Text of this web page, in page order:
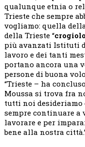
qualunque etnia o
Trieste che sempre
vogliamo: quella
della Trieste “
più avanzati Istituti
lavoro e dei tanti
portano ancora una
persone di buona
“Trieste – ha
Moussa si trova fra
tutti noi desideriamo
sempre continuare a
lavorare e per
bene alla nostra